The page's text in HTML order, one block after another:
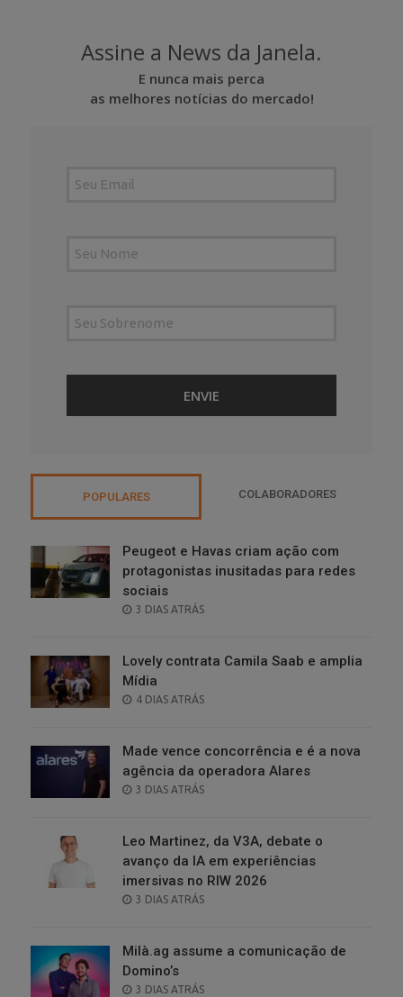
Assine a News da Janela.
E nunca mais perca
as melhores notícias do mercado!
POPULARES COLABORADORES
Peugeot e Havas criam ação com
protagonistas inusitadas para redes
sociais
POSTED
3 DIAS ATRÁS
Lovely contrata Camila Saab e amplia
Mídia
POSTED
4 DIAS ATRÁS
Made vence concorrência e é a nova
agência da operadora Alares
POSTED
3 DIAS ATRÁS
Leo Martinez, da V3A, debate o
avanço da IA em experiências
imersivas no RIW 2026
POSTED
3 DIAS ATRÁS
Milà.ag assume a comunicação de
Domino’s
POSTED
3 DIAS ATRÁS